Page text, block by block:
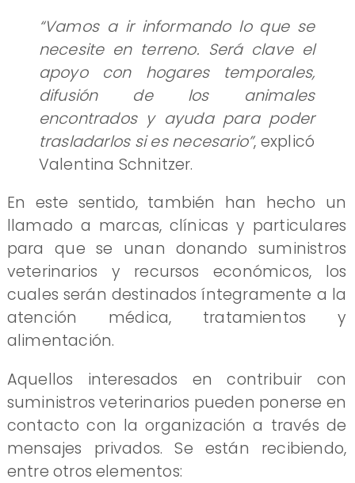
“Vamos a ir informando lo que se
necesite en terreno. Será clave el
apoyo con hogares temporales,
difusión de los animales
encontrados y ayuda para poder
trasladarlos si es necesario”, explicó
Valentina Schnitzer.
En este sentido, también han hecho un
llamado a marcas, clínicas y particulares
para que se unan donando suministros
veterinarios y recursos económicos, los
cuales serán destinados íntegramente a la
atención médica, tratamientos y
alimentación.
Aquellos interesados en contribuir con
suministros veterinarios pueden ponerse en
contacto con la organización a través de
mensajes privados. Se están recibiendo,
entre otros elementos: